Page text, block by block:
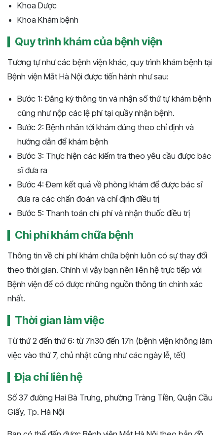
Khoa Dược
Khoa Khám bệnh
Quy trình khám của bệnh viện
Tương tự như các bệnh viện khác, quy trình khám bệnh tại
Bệnh viện Mắt Hà Nội được tiến hành như sau:
Bước 1: Đăng ký thông tin và nhận số thứ tự khám bệnh
cũng như nộp các lệ phí tại quầy nhận bệnh.
Bước 2: Bệnh nhân tới khám đúng theo chỉ định và
hướng dẫn để khám bệnh
Bước 3: Thực hiện các kiểm tra theo yêu cầu được bác
sĩ đưa ra
Bước 4: Đem kết quả về phòng khám để được bác sĩ
đưa ra các chẩn đoán và chỉ định điều trị
Bước 5: Thanh toán chi phí và nhận thuốc điều trị
Chi phí khám chữa bệnh
Thông tin về chi phí khám chữa bệnh luôn có sự thay đổi
theo thời gian. Chính vì vậy bạn nên liên hệ trực tiếp với
Bệnh viện để có được những nguồn thông tin chính xác
nhất.
Thời gian làm việc
Từ thứ 2 đến thứ 6: từ 7h30 đến 17h (bệnh viện không làm
việc vào thứ 7, chủ nhật cũng như các ngày lễ, tết)
Địa chỉ liên hệ
Số 37 đường Hai Bà Trưng, phường Tràng Tiền, Quận Cầu
Giấy, Tp. Hà Nội